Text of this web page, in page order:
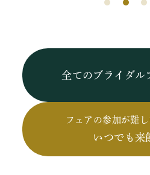
全てのブライダル
フェアの参加が難
いつでも来